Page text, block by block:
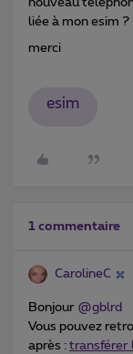
liée à mon esim ?
merci
esim
1 commentaire
CarolineC
Bonjour @gblrd
Vous pouvez
après : transférer